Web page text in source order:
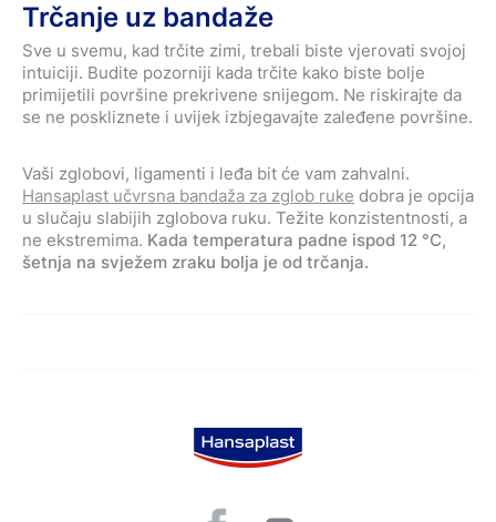
Trčanje uz bandaže
Sve u svemu, kad trčite zimi, trebali biste vjerovati svojoj
intuiciji. Budite pozorniji kada trčite kako biste bolje
primijetili površine prekrivene snijegom. Ne riskirajte da
se ne poskliznete i uvijek izbjegavajte zaleđene površine.
Vaši zglobovi, ligamenti i leđa bit će vam zahvalni.
Hansaplast učvrsna bandaža za zglob ruke dobra je opcija
u slučaju slabijih zglobova ruku. Težite konzistentnosti, a
ne ekstremima. Kada temperatura padne ispod 12 °C,
šetnja na svježem zraku bolja je od trčanja.